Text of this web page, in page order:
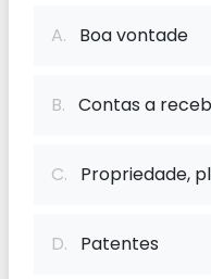
A. Boa vontade
B. Contas a
C. Propriedade,
D. Patentes